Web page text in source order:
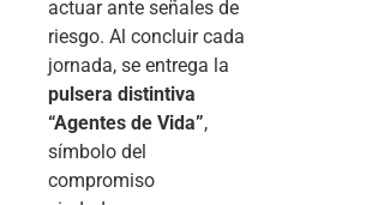
actuar ante señales de
riesgo. Al concluir cada
jornada, se entrega la
pulsera distintiva
“Agentes de Vida”,
símbolo del
compromiso